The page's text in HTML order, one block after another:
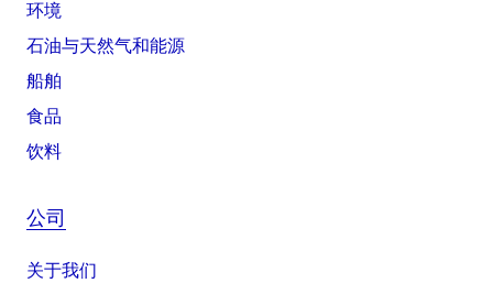
环境
石油与天然气和能源
船舶
食品
饮料
公司
关于我们